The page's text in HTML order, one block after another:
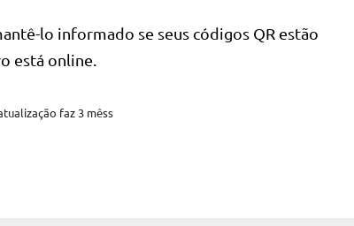
lo informado se seus códigos QR estão
está online.
faz 3 mêss